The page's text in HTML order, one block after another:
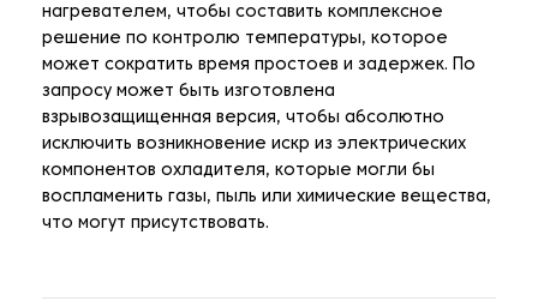
нагревателем, чтобы составить комплексное
решение по контролю температуры, которое
может сократить время простоев и задержек. По
запросу может быть изготовлена
взрывозащищенная версия, чтобы абсолютно
исключить возникновение искр из электрических
компонентов охладителя, которые могли бы
воспламенить газы, пыль или химические вещества,
что могут присутствовать.